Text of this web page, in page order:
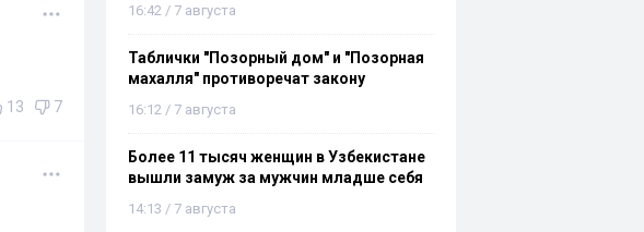
13 7
16:42 / 7 августа
Таблички "Позорный дом" и "Позорная
махалля" противоречат закону
16:12 / 7 августа
Более 11 тысяч женщин в Узбекистане
вышли замуж за мужчин младше себя
14:13 / 7 августа